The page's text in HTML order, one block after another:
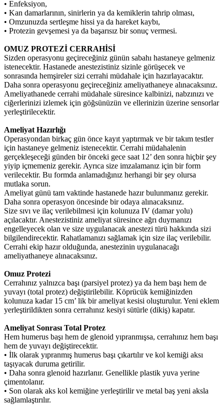
• Enfeksiyon,
• Kan damarlarının, sinirlerin ya da kemiklerin tahrip olması,
• Omzunuzda sertleşme hissi ya da hareket kaybı,
• Protezin gevşemesi ya da başarısız bir sonuç vermesi.
OMUZ PROTEZİ CERRAHİSİ
Sizden operasyonu geçireceğiniz günün sabahı hastaneye gelmeniz
istenecektir. Hastanede anestezistiniz sizinle görüşecek ve
sonrasında hemşireler sizi cerrahi müdahale için hazırlayacaktır.
Daha sonra operasyonu geçireceğiniz ameliyathaneye alınacaksınız.
Ameliyathanede cerrahi müdahale süresince kalbinizi, nabzınızı ve
ciğerlerinizi izlemek için göğsünüzün ve ellerinizin üzerine sensorlar
yerleştirilecektir.
Ameliyat Hazırlığı
Operasyondan birkaç gün önce kayıt yaptırmak ve bir takım testler
için hastaneye gelmeniz istenecektir. Cerrahi müdahalenin
gerçekleşeceği günden bir önceki gece saat 12’ den sonra hiçbir şey
yiyip içmemeniz gerekir. Ayrıca size imzalamanız için bir form
verilecektir. Bu formda anlamadığınız herhangi bir şey olursa
mutlaka sorun.
Ameliyat günü tam vaktinde hastanede hazır bulunmanız gerekir.
Daha sonra operasyon öncesinde bir odaya alınacaksınız.
Size sıvı ve ilaç verilebilmesi için kolunuza IV (damar yolu)
açılacaktır. Anestezistiniz ameliyat süresince ağrı duymanızı
engelleyecek olan ve size uygulanacak anestezi türü hakkında sizi
bilgilendirecektir. Rahatlamanızı sağlamak için size ilaç verilebilir.
Cerrahi ekip hazır olduğunda, anestezinin uygulanacağı
ameliyathaneye alınacaksınız.
Omuz Protezi
Cerrahınız yalnızca başı (parsiyel protez) ya da hem başı hem de
yuvayı (total protez) değiştirilebilir. Köprücük kemiğinizden
kolunuza kadar 15 cm’ lik bir ameliyat kesisi oluşturulur. Yeni eklem
yerleştirildikten sonra cerrahınız kesiyi sütürle (dikiş) kapatır.
Ameliyat Sonrası Total Protez
Hem humerus başı hem de glenoid yıpranmışsa, cerrahınız hem başı
hem de yuvayı değiştirecektir.
• İlk olarak yıpranmış humerus başı çıkartılır ve kol kemiği aksı
taşıyacak duruma getirilir.
• Daha sonra glenoid hazırlanır. Genellikle plastik yuva yerine
çimentolanır.
• Son olarak aks kol kemiğine yerleştirilir ve metal baş yeni aksla
sağlamlaştırılır.